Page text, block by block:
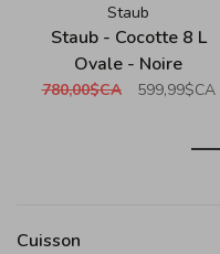
Staub
Staub - Cocotte 8 L
Ovale - Noire
780,00$CA 599,99$CA
1
Cuisson